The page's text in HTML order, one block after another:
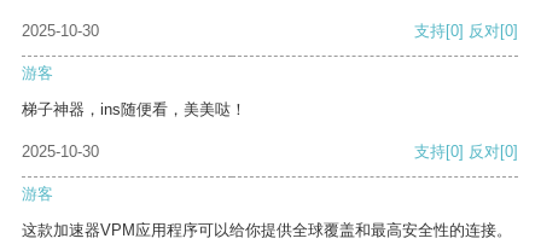
2025-10-30 支持[0] 反对[0]
游客
梯子神器，ins随便看，美美哒！
2025-10-30 支持[0] 反对[0]
游客
这款加速器VPM应用程序可以给你提供全球覆盖和最高安全性的连接。